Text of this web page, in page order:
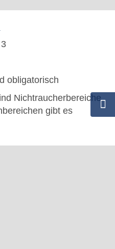
obligatorisch
Nichtraucherbereiche.
gibt es